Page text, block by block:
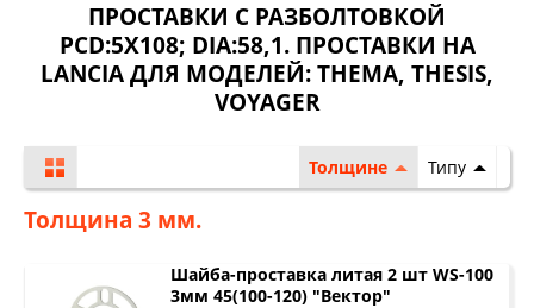
ПРОСТАВКИ С РАЗБОЛТОВКОЙ
PCD:5X108; DIA:58,1. ПРОСТАВКИ НА
LANCIA ДЛЯ МОДЕЛЕЙ:THEMA, THESIS,
VOYAGER
Толщине Типу
Толщина 3 мм.
Шайба-проставка литая 2 шт WS-100
3мм 45(100-120) "Вектор"